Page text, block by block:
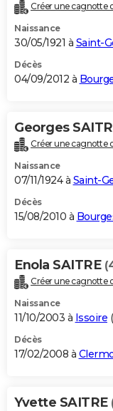
Créer une cagnotte
Naissance
30/05/1921 à Saint-
Décès
04/09/2012 à
Georges
Créer une cagnotte
Naissance
07/11/1924 à Saint-
Décès
15/08/2010 à
Enola SAITRE
Créer une cagnotte
Naissance
11/10/2003 à Issoire (
Décès
17/02/2008 à
Yvette SAITRE